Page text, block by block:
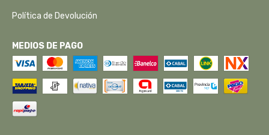
Política de Devolución
MEDIOS DE PAGO